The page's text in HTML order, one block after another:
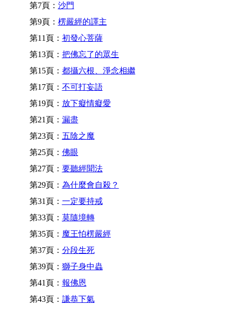
第7頁： 沙門
第9頁： 楞嚴經的譯主
第11頁： 初發心菩薩
第13頁： 把佛忘了的眾生
第15頁： 都攝六根、淨念相繼
第17頁： 不可打妄語
第19頁： 放下癡情癡愛
第21頁： 漏盡
第23頁： 五陰之魔
第25頁： 佛眼
第27頁： 要聽經聞法
第29頁： 為什麼會自殺？
第31頁： 一定要持戒
第33頁： 莫隨境轉
第35頁： 魔王怕楞嚴經
第37頁： 分段生死
第39頁： 獅子身中蟲
第41頁： 報佛恩
第43頁： 謙恭下氣